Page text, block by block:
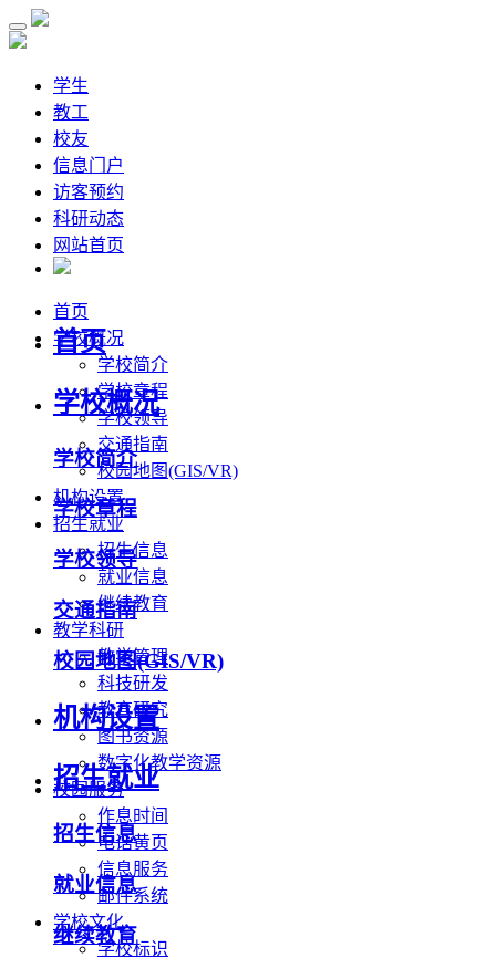
学生
教工
校友
信息门户
访客预约
科研动态
网站首页
首页
学校概况
学校简介
学校章程
学校领导
交通指南
校园地图(GIS/VR)
机构设置
招生就业
招生信息
就业信息
继续教育
教学科研
教学管理
科技研发
教育研究
图书资源
数字化教学资源
校园服务
作息时间
电话黄页
信息服务
邮件系统
学校文化
学校标识
首页
学校概况
学校简介
学校章程
学校领导
交通指南
校园地图(GIS/VR)
机构设置
招生就业
招生信息
就业信息
继续教育